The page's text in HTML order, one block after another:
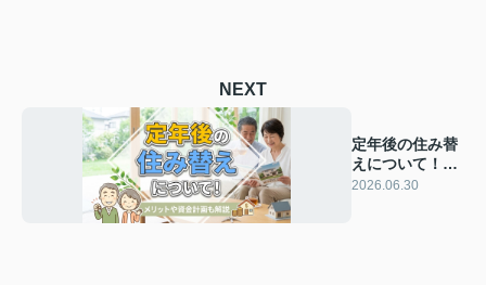
NEXT
定年後の住み替
えについて！メ
リットや資金計
2026.06.30